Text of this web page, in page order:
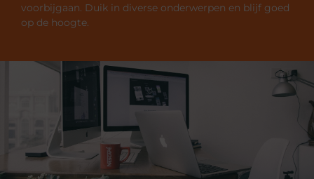
voorbijgaan. Duik in diverse onderwerpen en blijf goed
op de hoogte.